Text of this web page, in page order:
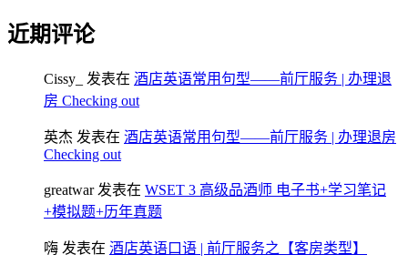
近期评论
Cissy_ 发表在 酒店英语常用句型——前厅服务 | 办理退
房 Checking out
英杰 发表在 酒店英语常用句型——前厅服务 | 办理退房
Checking out
greatwar发表在 WSET 3 高级品酒师 电子书+学习笔记
+模拟题+历年真题
嗨 发表在 酒店英语口语 | 前厅服务之【客房类型】